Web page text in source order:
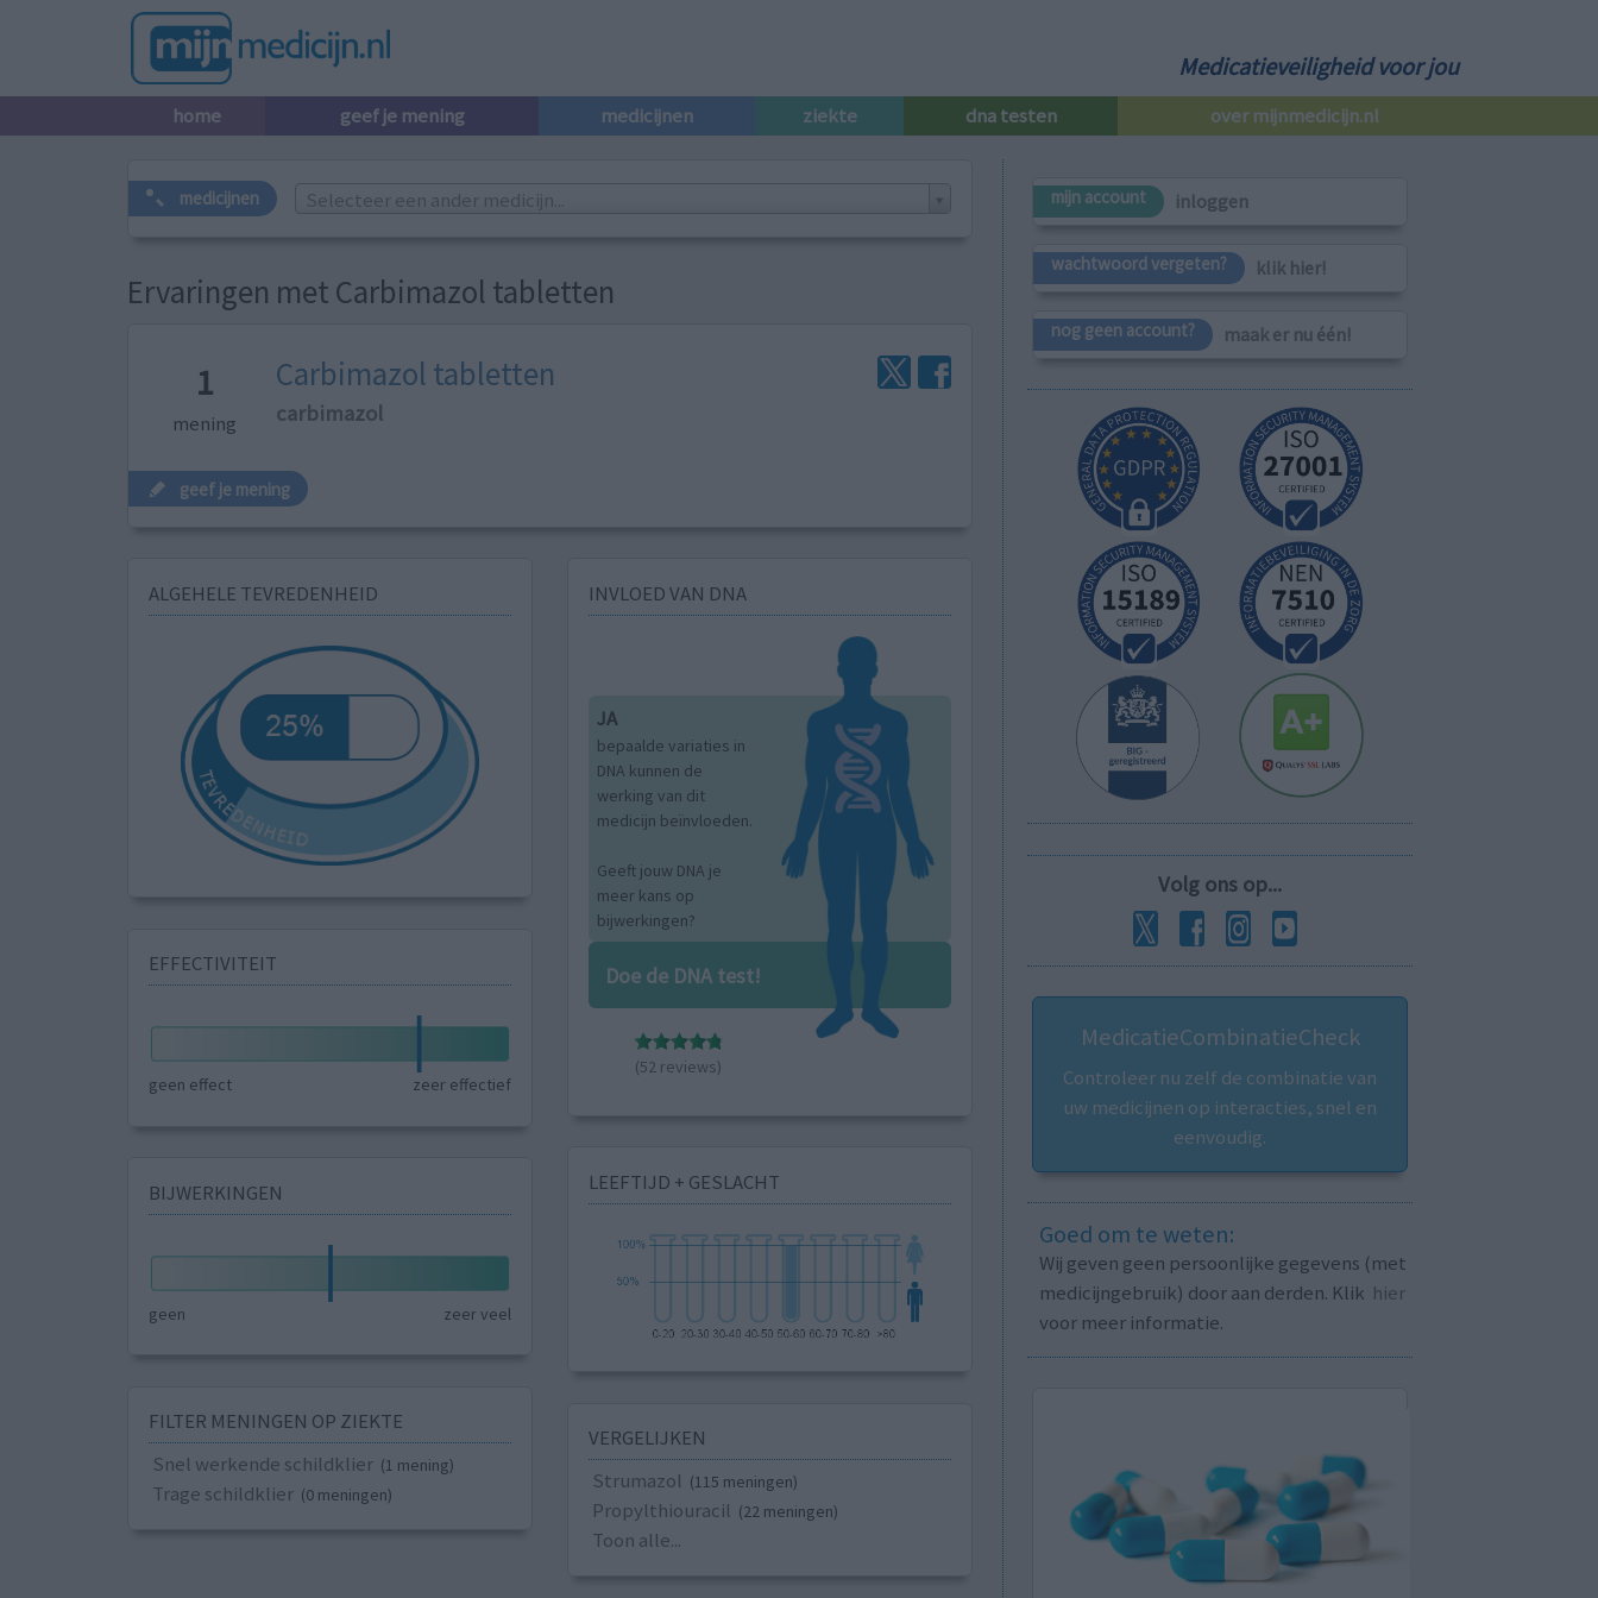
Medicatieveiligheid voor jou
home geef je mening medicijnen ziekte dna testen over mijnmedicijn.nl
medicijnen Selecteer een ander medicijn...
Ervaringen met Carbimazol tabletten
1
mening
Carbimazol tabletten
carbimazol
geef je mening
ALGEHELE TEVREDENHEID
EFFECTIVITEIT
geen effect zeer effectief
BIJWERKINGEN
geen zeer veel
FILTER MENINGEN OP ZIEKTE
Snel werkende schildklier (1 mening)
Trage schildklier (0 meningen)
INVLOED VAN DNA
JA
bepaalde variaties in
DNA kunnen de
werking van dit
medicijn beïnvloeden.
Geeft jouw DNA je
meer kans op
bijwerkingen?
Doe de DNA test!
(52 reviews)
LEEFTIJD + GESLACHT
VERGELIJKEN
Strumazol (115 meningen)
Propylthiouracil (22 meningen)
Toon alle...
mijn account inloggen
wachtwoord vergeten? klik hier!
nog geen account? maak er nu één!
Volg ons op...
MedicatieCombinatieCheck
Controleer nu zelf de combinatie van
uw medicijnen op interacties, snel en
eenvoudig.
Goed om te weten:
Wij geven geen persoonlijke gegevens (met
medicijngebruik) door aan derden. Klik hier
voor meer informatie.